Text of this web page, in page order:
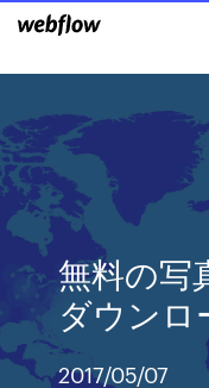
無料の写
ダウンロ
2017/05/07